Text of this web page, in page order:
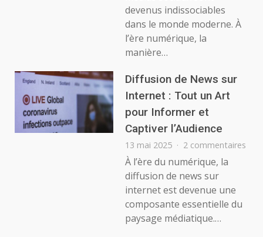
sociaux
devenus indissociables
dans le monde moderne. À
l’ère numérique, la
manière…
Diffusion de News sur
Internet : Tout un Art
pour Informer et
Captiver l’Audience
13 mai 2025 2 commentaires
À l’ère du numérique, la
diffusion de news sur
internet est devenue une
composante essentielle du
paysage médiatique.…